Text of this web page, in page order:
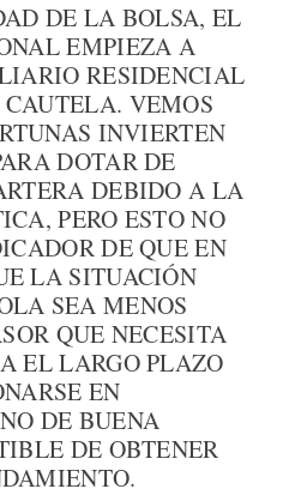
DE LA BOLSA, EL
EMPIEZA A
RESIDENCIAL
VEMOS
INVIERTEN
DOTAR DE
DEBIDO A LA
PERO ESTO NO
DE QUE EN
LA SITUACIÓN
SEA MENOS
QUE NECESITA
EL LARGO PLAZO
EN
DE BUENA
DE OBTENER